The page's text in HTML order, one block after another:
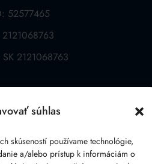
súhlas
skúseností používame technológie,
a/alebo prístup k informáciám o
52577465
2121068763